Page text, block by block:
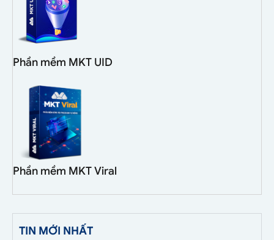
Phần mềm MKT UID
Phần mềm MKT Viral
TIN MỚI NHẤT